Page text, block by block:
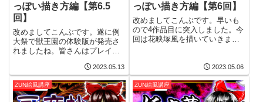
っぽい描き方編【第6.5
回】
改めましてこんぶです。遂に例
大祭で獣王園の体験版が発売さ
れましたね。皆さんはプレイで
は風神録風……を書く予定でし
たが、せっかく例大祭直後の更
新なので、取り急ぎ獣王園風の
記事を書くことにしました。ま
2023.05.13
っぽい描き方編【第6回】
改めましてこんぶです。早いも
ので4作品目に突入しました。今
回は花映塚風を描いていきまし
んが描いていますが、塗りは緋
想天などでお馴染みのalphesさ
んだそうです。なのでちょっと
今まで...
2023.05.06
ZUN絵風講座 ZUN絵風講座